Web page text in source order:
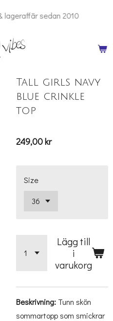
lageraffär sedan 2010
Tall girls navy
blue crinkle
top
249,00 kr
Size
Lägg till
i
varukorg
Beskrivning: Tunn skön
sommartopp som smickrar